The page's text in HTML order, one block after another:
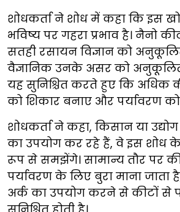
शोधकर्ता ने शोध में कहा कि इस
भविष्य पर गहरा प्रभाव है। नैनो
सतही रसायन विज्ञान को
वैज्ञानिक उनके असर को
यह सुनिश्चित करते हुए कि अधिक
को शिकार बनाए और पर्यावरण
शोधकर्ता ने कहा, किसान या
का उपयोग कर रहे हैं, वे इस शोध
रूप से समझेंगे। सामान्य तौर पर
पर्यावरण के लिए बुरा माना
अर्क का उपयोग करने से कीटों से
सुनिश्चित होती है।